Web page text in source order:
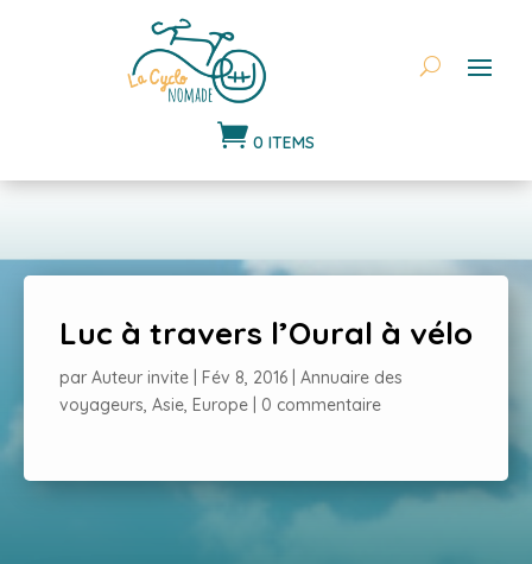
 0 ITEMS
Luc à travers l’Oural à vélo
par Auteur invite Fév 8, 2016
Annuaire des
voyageurs, Asie, Europe 0 commentaire